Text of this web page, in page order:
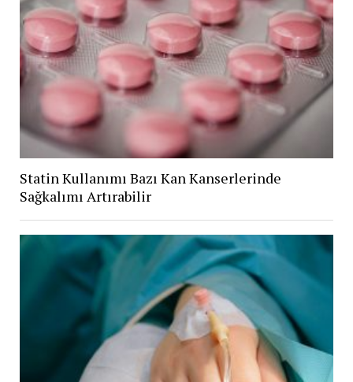
Statin Kullanımı Bazı Kan Kanserlerinde
Sağkalımı Artırabilir